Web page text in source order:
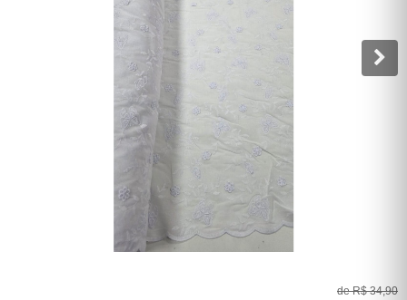
de R$ 34,90